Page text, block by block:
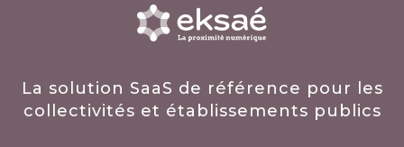
La solution SaaS de référence pour les
collectivités et établissements publics